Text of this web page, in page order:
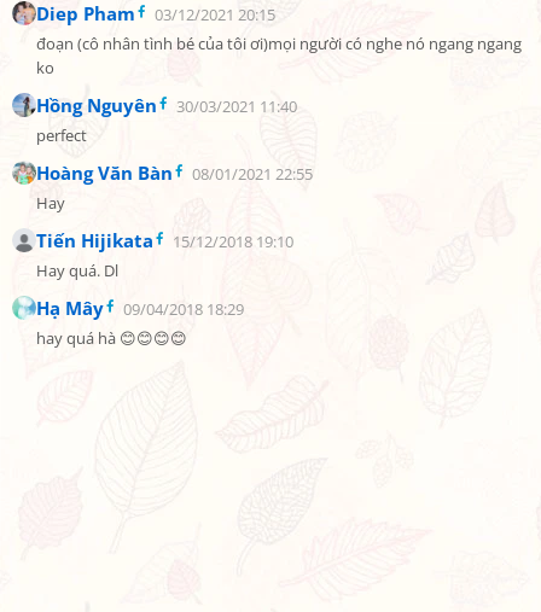
Diep Pham
03/12/2021 20:15
đoạn (cô nhân tình bé của tôi ơi)mọi người có nghe nó ngang ngang
ko
Hồng Nguyên
30/03/2021 11:40
perfect
Hoàng Văn Bàn
08/01/2021 22:55
Hay
Tiến Hijikata
15/12/2018 19:10
Hay quá. Dl
Hạ Mây
09/04/2018 18:29
hay quá hà 😊😊😊😊